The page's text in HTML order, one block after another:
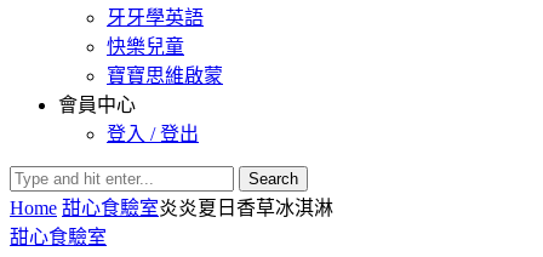
牙牙學英語
快樂兒童
寶寶思維啟蒙
會員中心
登入 / 登出
Search
Home 甜心食驗室炎炎夏日香草冰淇淋
甜心食驗室